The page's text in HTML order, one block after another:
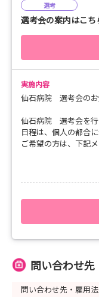
選考
選考会の案内はこち
実施内容
仙石病院 選考会のお
仙石病院 選考会を行
日程は、個人の都合
ご希望の方は、下記
医療法人社団 仙石
選考会に必要な書類
問い合わせ先
問い合わせ先・雇用